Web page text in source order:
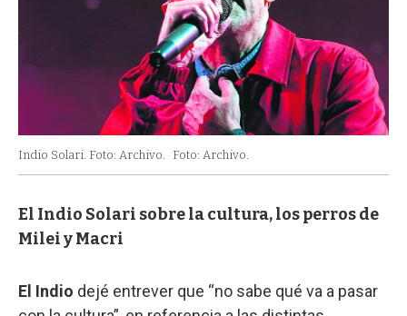
Indio Solari. Foto: Archivo. Foto: Archivo.
El Indio Solari sobre la cultura, los perros de
Milei y Macri
El Indio dejé entrever que “no sabe qué va a pasar